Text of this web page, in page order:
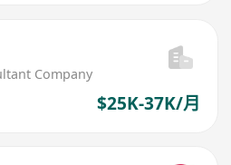
Company
$25K-37K/月